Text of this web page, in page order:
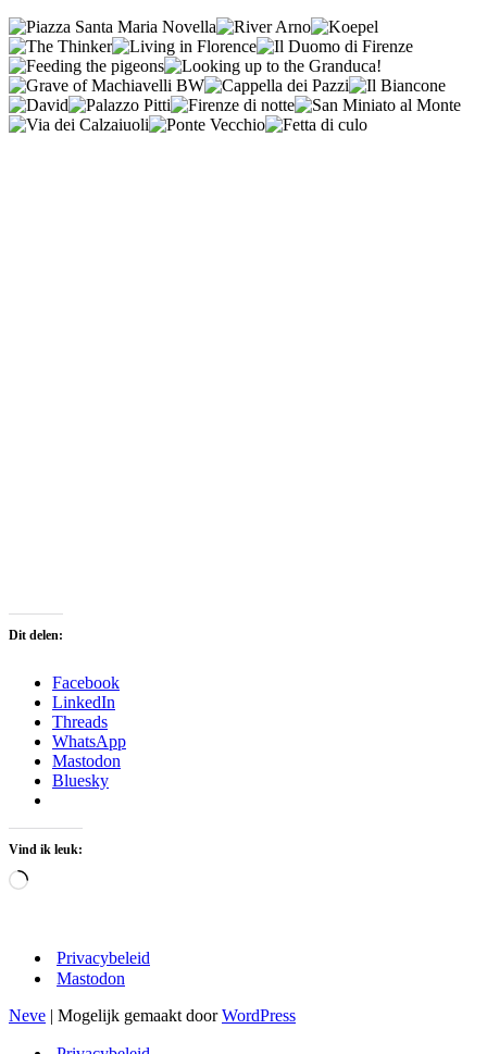
Dit delen:
Facebook
LinkedIn
Threads
WhatsApp
Mastodon
Bluesky
Vind ik leuk:
Aan
Privacybeleid
Mastodon
Neve | Mogelijk gemaakt doorWordPress